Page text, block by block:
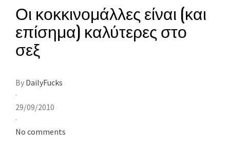
Οι κοκκινομάλλες είναι (και
επίσημα) καλύτερες στο
σεξ
By DailyFucks
·
29/09/2010
·
No comments